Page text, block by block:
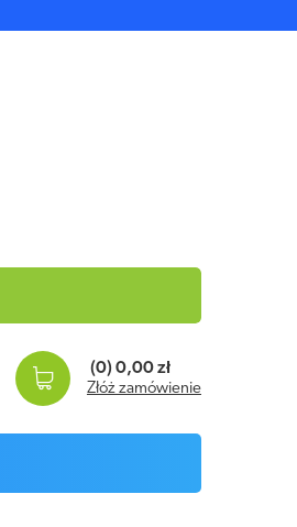
(0)0,00 zł
Złóż zamówienie